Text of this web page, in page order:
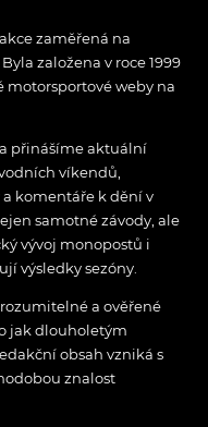
zaměřená na
založena v roce 1999
motorsportové weby na
přinášíme aktuální
víkendů,
komentáře k dění v
samotné závody, ale
vývoj monopostů i
výsledky sezóny.
a ověřené
jak dlouholetým
obsah vzniká s
znalost